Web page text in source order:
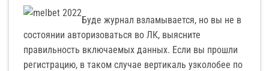
Буде журнал взламывается, но вы не в
состоянии авторизоваться во ЛК, выясните
правильность включаемых данных. Если вы прошли
регистрацию, в таком случае вертикаль узколобее по